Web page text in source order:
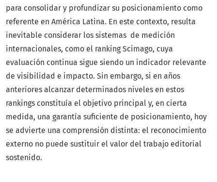
para consolidar y profundizar su posicionamiento como
referente en América Latina. En este contexto, resulta
inevitable considerar los sistemas de medición
internacionales, como el ranking Scimago, cuya
evaluación continua sigue siendo un indicador relevante
de visibilidad e impacto. Sin embargo, si en años
anteriores alcanzar determinados niveles en estos
rankings constituía el objetivo principal y, en cierta
medida, una garantía suficiente de posicionamiento, hoy
se advierte una comprensión distinta: el reconocimiento
externo no puede sustituir el valor del trabajo editorial
sostenido.